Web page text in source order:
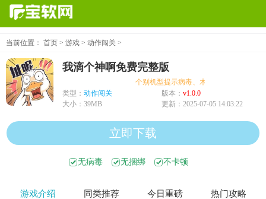
当前位置： 首页 > 游戏 > 动作闯关 >
我滴个神啊免费完整版
个别机型提示病毒、木马、危险，均为误报可
类型： 动作闯关 版本： v1.0.0
大小： 39MB 更新： 2025-07-05 14:03:22
立即下载
无病毒 无捆绑 不卡顿
游戏介绍 同类推荐 今日重磅 热门攻略